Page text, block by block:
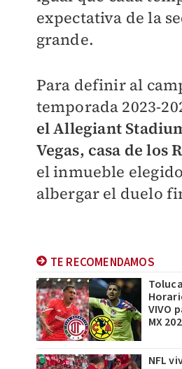
expectativa de la
grande.
Para definir al
temporada 2023-
elAllegiant
Vegas, casa de los
el inmueble
albergar el duelo
TE RECOMENDAMOS
VIVO
MX
NFL